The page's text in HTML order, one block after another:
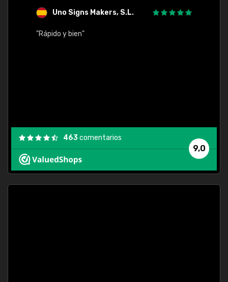
Uno Signs Makers, S.L.
"Rápido y bien"
9,0
463comentarios